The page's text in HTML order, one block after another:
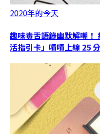
2020年的今天
趣味毒舌語錄幽默解嘲！
活指引卡」嘖嘖上線 25